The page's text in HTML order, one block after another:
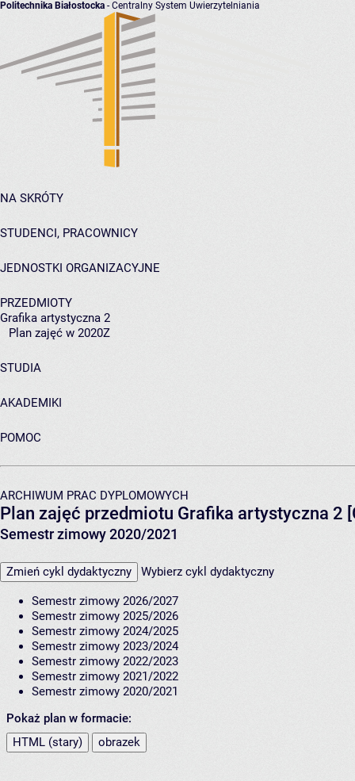
Politechnika Białostocka - Centralny System Uwierzytelniania
NA SKRÓTY
STUDENCI, PRACOWNICY
JEDNOSTKI ORGANIZACYJNE
PRZEDMIOTY
Grafika artystyczna 2
Plan zajęć w 2020Z
STUDIA
AKADEMIKI
POMOC
ARCHIWUM PRAC DYPLOMOWYCH
Plan zajęć przedmiotu Grafika artystyczna 2
Semestr zimowy 2020/2021
Zmień cykl dydaktyczny Wybierz cykl dydaktyczny
Semestr zimowy 2026/2027
Semestr zimowy 2025/2026
Semestr zimowy 2024/2025
Semestr zimowy 2023/2024
Semestr zimowy 2022/2023
Semestr zimowy 2021/2022
Semestr zimowy 2020/2021
Pokaż plan w formacie:
HTML (stary)
obrazek